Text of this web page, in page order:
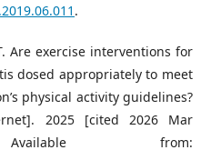
.
Are exercise interventions for
dosed appropriately to meet
physical activity guidelines?
2025 [cited 2026 Mar
Available from: